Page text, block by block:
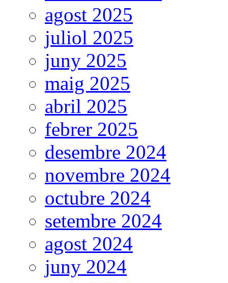
agost 2025
juliol 2025
juny 2025
maig 2025
abril 2025
febrer 2025
desembre 2024
novembre 2024
octubre 2024
setembre 2024
agost 2024
juny 2024